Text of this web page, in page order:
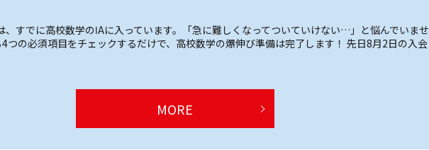
、すでに高校数学のⅠAに入っています。「急に難しくなってついていけない…」と悩んでいませ
つの必須項目をチェックするだけで、高校数学の爆伸び準備は完了します！ 先日8月2日の入会
MORE